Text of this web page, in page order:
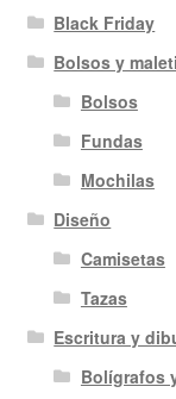
Black Friday
Bolsos y
Bolsos
Fundas
Mochilas
Diseño
Camisetas
Tazas
Escritura y
Bolígrafos